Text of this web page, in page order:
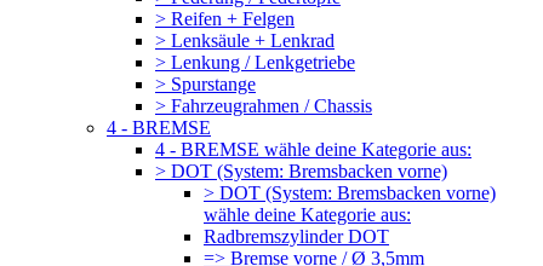
> Reifen + Felgen
> Lenksäule + Lenkrad
> Lenkung / Lenkgetriebe
> Spurstange
> Fahrzeugrahmen / Chassis
4 - BREMSE
4 - BREMSE wähle deine Kategorie aus:
> DOT (System: Bremsbacken vorne)
> DOT (System: Bremsbacken vorne)
wähle deine Kategorie aus:
Radbremszylinder DOT
=> Bremse vorne / Ø 3,5mm